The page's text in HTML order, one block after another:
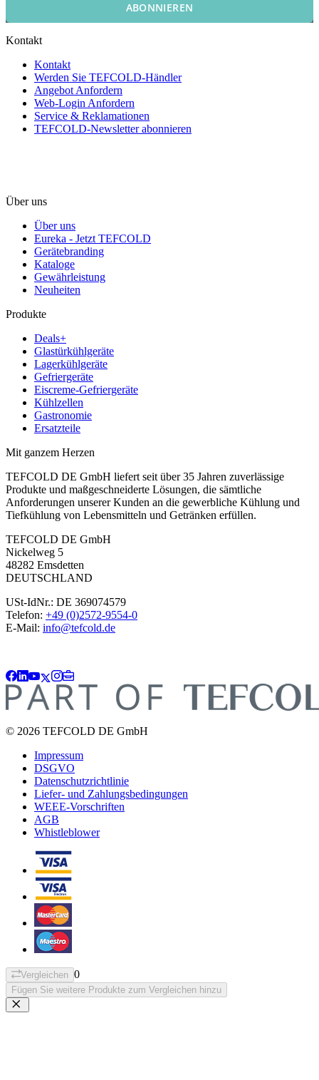
ABONNIEREN
Kontakt
Kontakt
Werden Sie TEFCOLD-Händler
Angebot Anfordern
Web-Login Anfordern
Service & Reklamationen
TEFCOLD-Newsletter abonnieren
Über uns
Über uns
Eureka - Jetzt TEFCOLD
Gerätebranding
Kataloge
Gewährleistung
Neuheiten
Produkte
Deals+
Glastürkühlgeräte
Lagerkühlgeräte
Gefriergeräte
Eiscreme-Gefriergeräte
Kühlzellen
Gastronomie
Ersatzteile
Mit ganzem Herzen
TEFCOLD DE GmbH liefert seit über 35 Jahren zuverlässige
Produkte und maßgeschneiderte Lösungen, die sämtliche
Anforderungen unserer Kunden an die gewerbliche Kühlung und
Tiefkühlung von Lebensmitteln und Getränken erfüllen.
TEFCOLD DE GmbH
Nickelweg 5
48282 Emsdetten
DEUTSCHLAND
USt-IdNr.: DE 369074579
Telefon: +49 (0)2572-9554-0
E-Mail: info@tefcold.de
© 2026 TEFCOLD DE GmbH
Impressum
DSGVO
Datenschutzrichtlinie
Liefer- und Zahlungsbedingungen
WEEE-Vorschriften
AGB
Whistleblower
Vergleichen 0
Fügen Sie weitere Produkte zum Vergleichen hinzu